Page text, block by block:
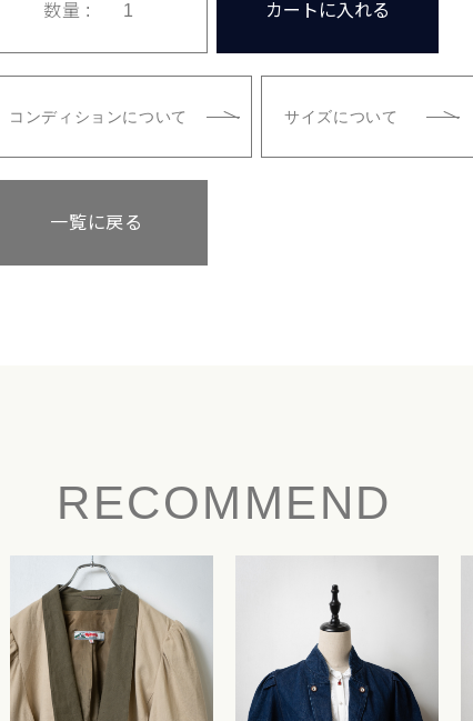
数量 : カートに入れる
コンディションについて サイズについて
一覧に戻る
RECOMMEND